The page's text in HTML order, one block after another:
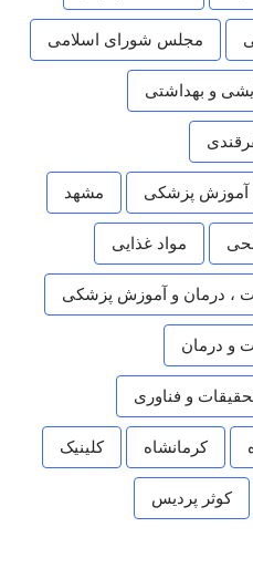
مجلس شورای اسلامی
و بهداشتی
پزشکی مشهد
مواد غذایی
، درمان و آموزش پزشکی
و درمان
و فناوری
کرمانشاه کلینیک
کوثر پردیس